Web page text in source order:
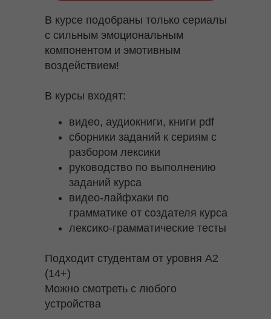
В курсе подобраны только сериалы
с сильным эмоциональным
компонентом и эмотивным
воздействием!
В курсы входят:
видео, аудиокниги, книги pdf
cборники заданий к сериям с
разбором лексики
руководство по выполнению
заданий курса
видео-лайфхаки по
грамматике от создателя курса
лексико-грамматические тесты
Подходит студентам от уровня A2
(14+)
Можно смотреть с любого
устройства